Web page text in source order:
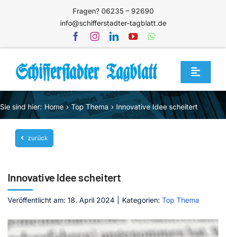
Fragen? 06235 – 92690
info@schifferstadter-tagblatt.de
Toggle
Home
Themen
Blog
Service
Mediathek
Jetzt abonnieren
Sie sind hier: Home Top Thema Innovative Idee scheitert
zurück
Innovative Idee scheitert
Veröffentlicht am: 18. April 2024 Kategorien: Top Thema